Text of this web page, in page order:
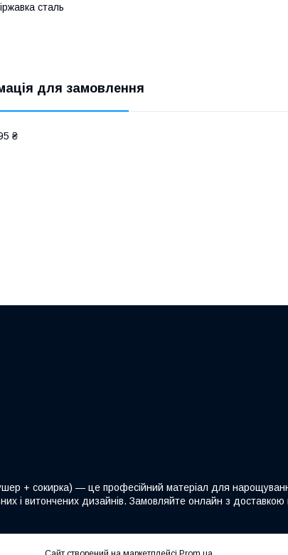
сталь
для замовлення
₴
+ сокирка) — це професійний матеріал для нарощування
і витончених дизайнів. Замовляйте онлайн з доставкою